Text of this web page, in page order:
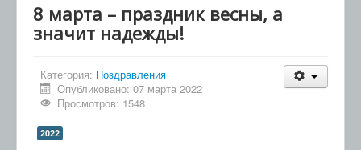
8 марта – праздник весны, а
значит надежды!
Категория: Поздравления
Опубликовано: 07 марта 2022
Просмотров: 1548
2022